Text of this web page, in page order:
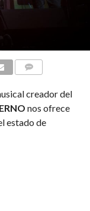
creador del
nos ofrece
estado de